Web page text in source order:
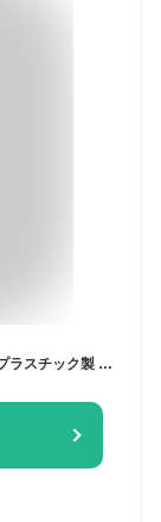
漬物容器 2.4L 熱湯消毒対応 らっきょうびん 丸型 プラスチック製 （ 漬け物容器 つけもの容器 野菜漬け 浅漬け 浅漬 容器 らっきょう瓶 らっきょうビン 梅干しびん プラスチック 保存ビン 保存瓶 保存容器 保存びん 軽量 ） 【39ショップ】